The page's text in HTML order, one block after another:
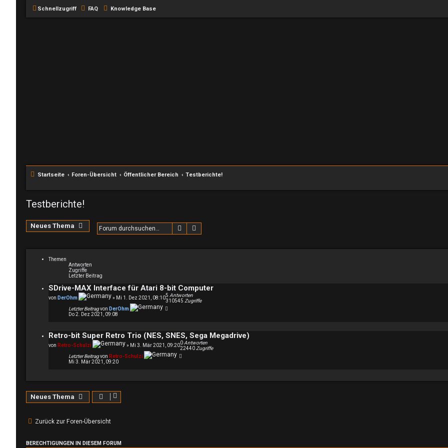
Schnellzugriff FAQ Knowledge Base
Startseite Foren-Übersicht Öffentlicher Bereich Testberichte!
Testberichte!
Neues Thema Suche
Themen
Antworten
Zugriffe
Letzter Beitrag
SDrive-MAX Interface für Atari 8-bit Computer
von DerOhm » Mi 1. Dez 2021, 08:105 Antworten
310545 Zugriffe
Letzter Beitragvon DerOhm
Do 2. Dez 2021, 09:08
Retro-bit Super Retro Trio (NES, SNES, Sega Megadrive)
von Retro-Schulzi » Mi 3. Mär 2021, 09:200 Antworten
22440 Zugriffe
Letzter Beitragvon Retro-Schulzi
Mi 3. Mär 2021, 09:20
Neues Thema
Zurück zur Foren-Übersicht
BERECHTIGUNGEN IN DIESEM FORUM